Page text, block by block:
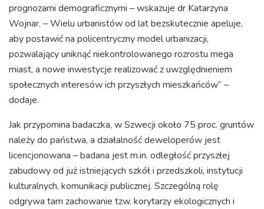
prognozami demograficznymi – wskazuje dr Katarzyna
Wojnar. – Wielu urbanistów od lat bezskutecznie apeluje,
aby postawić na policentryczny model urbanizacji,
pozwalający uniknąć niekontrolowanego rozrostu mega
miast, a nowe inwestycje realizować z uwzględnieniem
społecznych interesów ich przyszłych mieszkańców” –
dodaje.
Jak przypomina badaczka, w Szwecji około 75 proc. gruntów
należy do państwa, a działalność deweloperów jest
licencjonowana – badana jest m.in. odległość przyszłej
zabudowy od już istniejących szkół i przedszkoli, instytucji
kulturalnych, komunikacji publicznej. Szczególną rolę
odgrywa tam zachowanie tzw. korytarzy ekologicznych i